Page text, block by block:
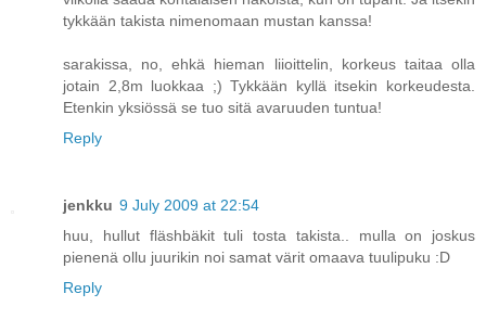
tykkään takista nimenomaan mustan kanssa!
sarakissa, no, ehkä hieman liioittelin, korkeus taitaa olla
jotain 2,8m luokkaa ;) Tykkään kyllä itsekin korkeudesta.
Etenkin yksiössä se tuo sitä avaruuden tuntua!
Reply
jenkku 9 July 2009 at 22:54
huu, hullut fläshbäkit tuli tosta takista.. mulla on joskus
pienenä ollu juurikin noi samat värit omaava tuulipuku :D
Reply